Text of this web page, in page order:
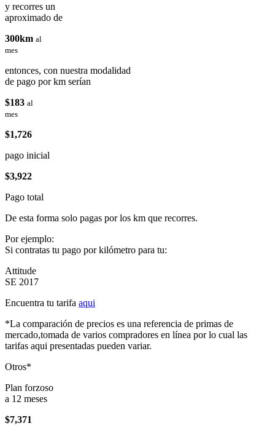
y recorres un
aproximado de
300km al
mes
entonces, con nuestra modalidad
de pago por km serían
$183 al
mes
$1,726
pago inicial
$3,922
Pago total
De esta forma solo pagas por los km que recorres.
Por ejemplo:
Si contratas tu pago por kilómetro para tu:
Attitude
SE 2017
Encuentra tu tarifa aqui
*La comparación de precios es una referencia de primas de
mercado,tomada de varios compradores en línea por lo cual las
tarifas aqui presentadas pueden variar.
Otros*
Plan forzoso
a 12 meses
$7,371